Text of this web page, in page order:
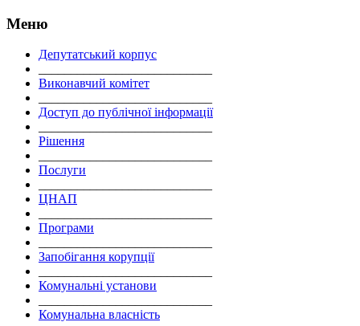
Меню
Депутатський корпус
Виконавчий комітет
Доступ до публічної інформації
Рішення
Послуги
ЦНАП
Програми
Запобігання корупції
Комунальні установи
Комунальна власність